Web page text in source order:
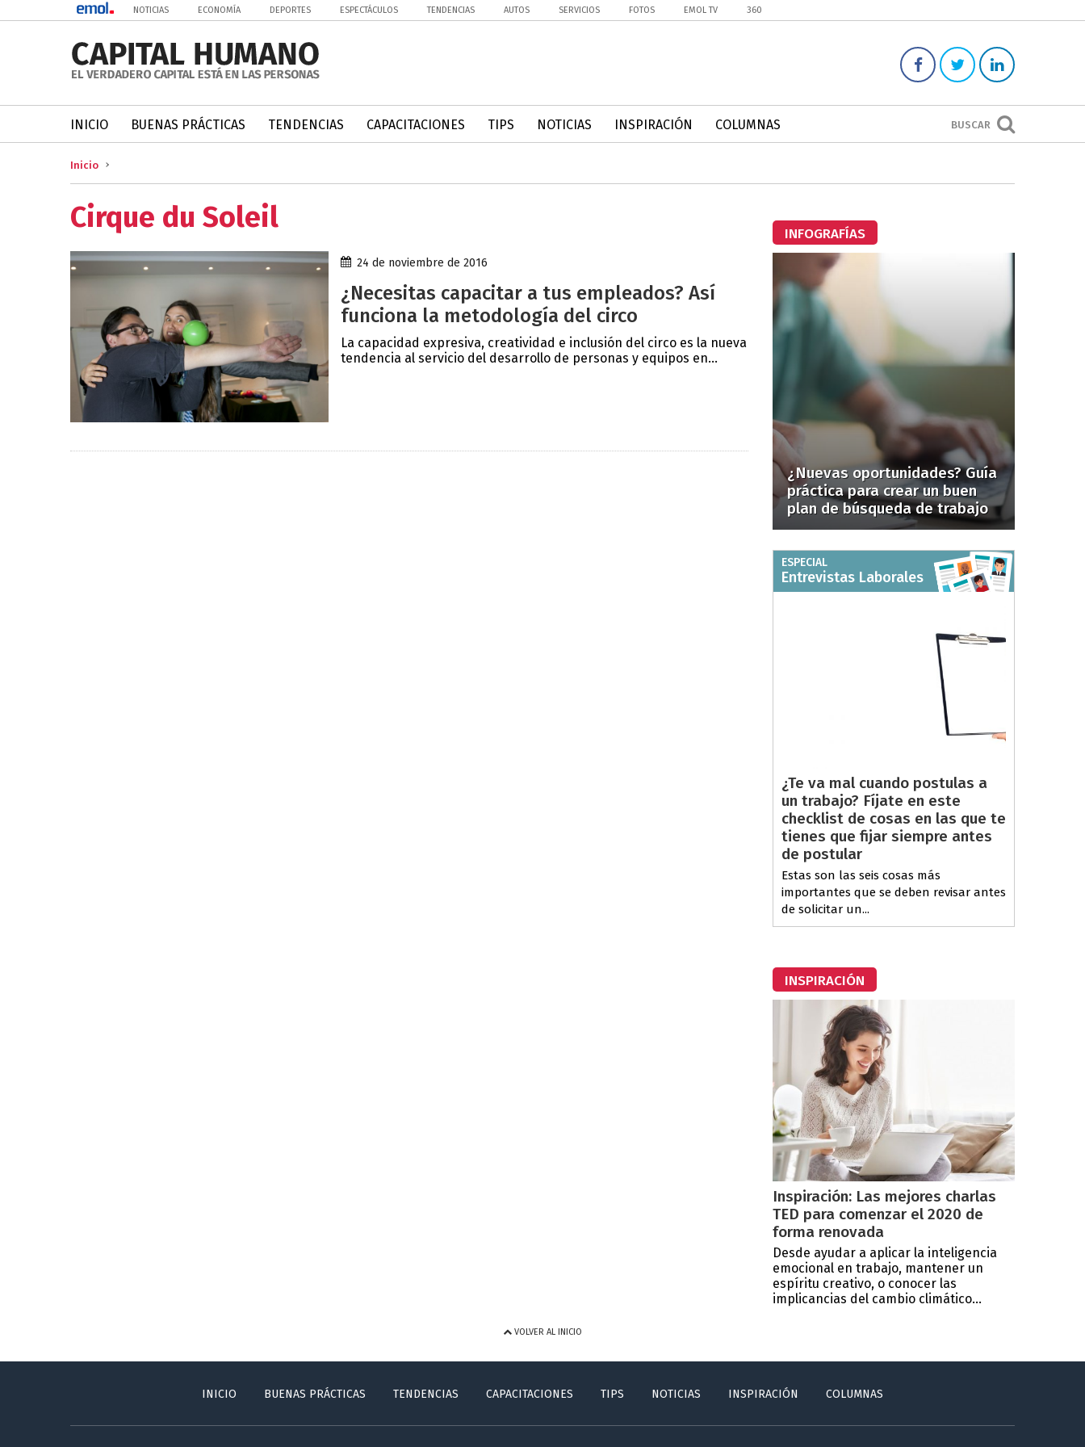
NOTICIAS ECONOMÍA DEPORTES ESPECTÁCULOS TENDENCIAS AUTOS SERVICIOS FOTOS EMOL TV 360
BUSCAR
INICIO BUENAS PRÁCTICAS TENDENCIAS CAPACITACIONES TIPS NOTICIAS INSPIRACIÓN COLUMNAS
Inicio
Cirque du Soleil
24 de noviembre de 2016
¿Necesitas capacitar a tus empleados? Así
funciona la metodología del circo
La capacidad expresiva, creatividad e inclusión del circo es la nueva
tendencia al servicio del desarrollo de personas y equipos en...
INFOGRAFÍAS
¿Nuevas oportunidades? Guía
práctica para crear un buen
plan de búsqueda de trabajo
ESPECIAL
Entrevistas Laborales
¿Te va mal cuando postulas a
un trabajo? Fíjate en este
checklist de cosas en las que te
tienes que fijar siempre antes
de postular
Estas son las seis cosas más
importantes que se deben revisar antes
de solicitar un...
INSPIRACIÓN
Inspiración: Las mejores charlas
TED para comenzar el 2020 de
forma renovada
Desde ayudar a aplicar la inteligencia
emocional en trabajo, mantener un
espíritu creativo, o conocer las
implicancias del cambio climático...
VOLVER AL INICIO
INICIO BUENAS PRÁCTICAS TENDENCIAS CAPACITACIONES TIPS NOTICIAS INSPIRACIÓN COLUMNAS